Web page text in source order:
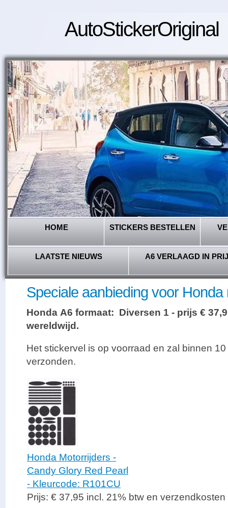
AutoStickerOriginal
HOME STICKERS BESTELLEN
LAATSTE NIEUWS A6 VERLAAGD IN
Speciale aanbieding voor Honda
Honda A6 formaat: Diversen 1 - prijs €
wereldwijd.
Het stickervel is op voorraad en zal binnen
verzonden.
Honda Motorrijders -
Candy Glory Red Pearl
- Kleurcode: R101CU
Prijs: € 37,95 incl. 21% btw en verzendkosten